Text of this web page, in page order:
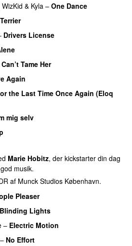
WizKid & Kyla – One Dance
Terrier
Drivers License
Can’t Tame Her
Again
the Last Time Once Again (Eloq
mig selv
Marie Hobitz, der kickstarter din dag
musik.
af Munck Studios København.
Pleaser
Blinding Lights
– Electric Motion
– No Effort